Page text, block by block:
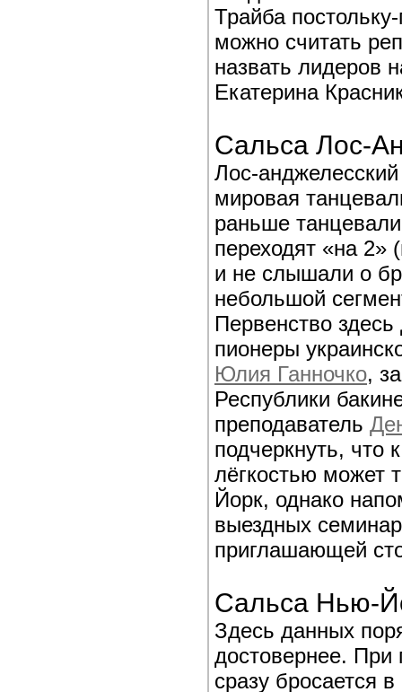
Трайба
можно считать
назвать лидеров
Екатерина
Сальса Лос-
Лос-
мировая
раньше
переходят «на 2»
и не слышали о
небольшой
Первенство
пионеры
Юлия Ганночко,
Республики
преподаватель
подчеркнуть, что
лёгкостью может
Йорк, однако
выездных
приглашающей
Сальса Нью-
Здесь данных
достовернее. При
сразу бросается